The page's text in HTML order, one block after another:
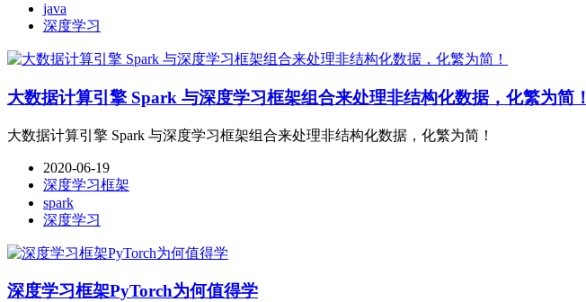
java
深度学习
大数据计算引擎 Spark 与深度学习框架组合来处理非结构化数据，化繁为简！
大数据计算引擎 Spark 与深度学习框架组合来处理非结构化数据，化繁为简！
2020-06-19
深度学习框架
spark
深度学习
深度学习框架PyTorch为何值得学